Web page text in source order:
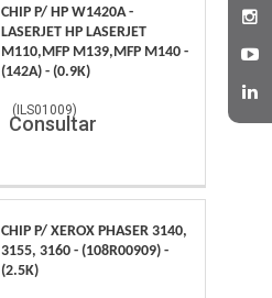
CHIP P/ HP W1420A -
LASERJET HP LASERJET
M110,MFP M139,MFP M140 -
(142A) - (0.9K)
( ILS01009)
Consultar
CHIP P/ XEROX PHASER 3140,
3155, 3160 - (108R00909) -
(2.5K)